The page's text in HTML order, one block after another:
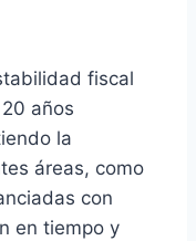
fiscal
años
la
áreas, como
con
en tiempo y